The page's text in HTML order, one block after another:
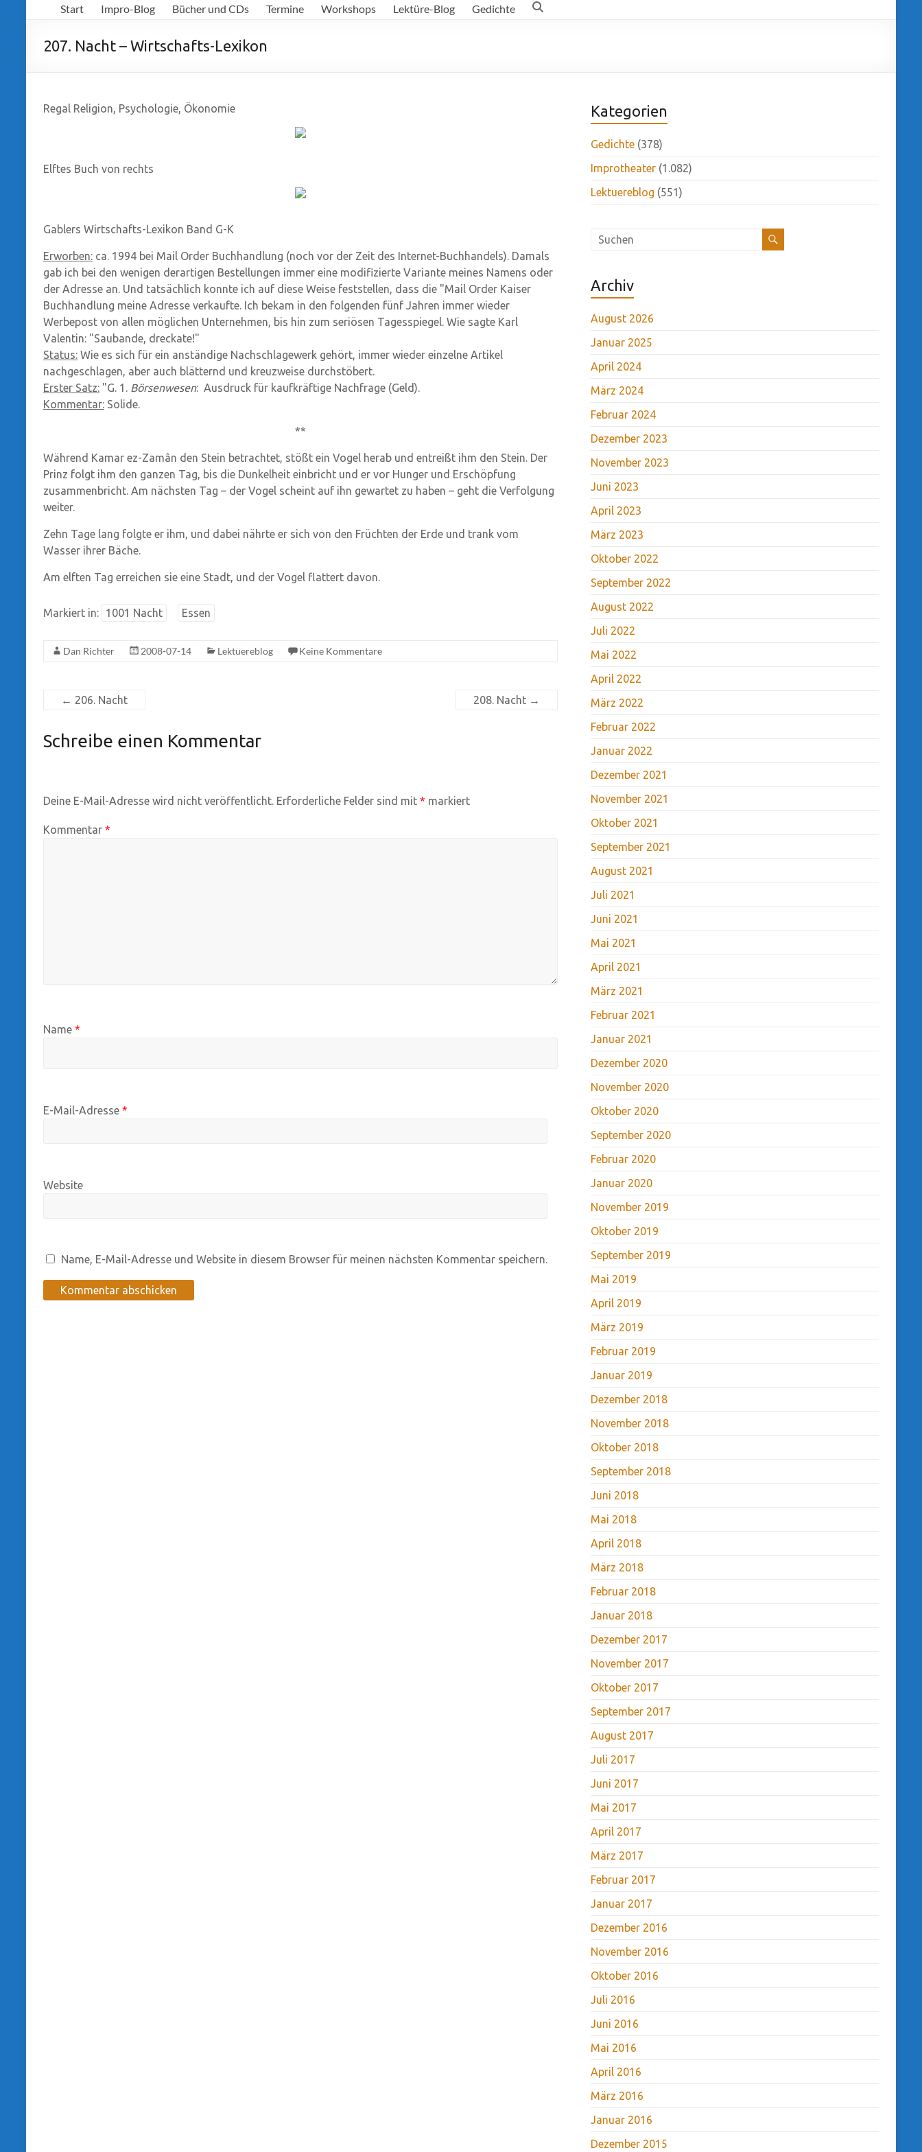
Richter
Start Impro-Blog Bücher und CDs Termine Workshops Lektüre-Blog Gedichte
207. Nacht – Wirtschafts-Lexikon
Regal Religion, Psychologie, Ökonomie
Elftes Buch von rechts
Gablers Wirtschafts-Lexikon Band G-K
Erworben: ca. 1994 bei Mail Order Buchhandlung (noch vor der Zeit des Internet-Buchhandels). Damals
gab ich bei den wenigen derartigen Bestellungen immer eine modifizierte Variante meines Namens oder
der Adresse an. Und tatsächlich konnte ich auf diese Weise feststellen, dass die "Mail Order Kaiser
Buchhandlung meine Adresse verkaufte. Ich bekam in den folgenden fünf Jahren immer wieder
Werbepost von allen möglichen Unternehmen, bis hin zum seriösen Tagesspiegel. Wie sagte Karl
Valentin: "Saubande, dreckate!"
Status: Wie es sich für ein anständige Nachschlagewerk gehört, immer wieder einzelne Artikel
nachgeschlagen, aber auch blätternd und kreuzweise durchstöbert.
Erster Satz: "G. 1. Börsenwesen: Ausdruck für kaufkräftige Nachfrage (Geld).
Kommentar: Solide.
**
Während Kamar ez-Zamân den Stein betrachtet, stößt ein Vogel herab und entreißt ihm den Stein. Der
Prinz folgt ihm den ganzen Tag, bis die Dunkelheit einbricht und er vor Hunger und Erschöpfung
zusammenbricht. Am nächsten Tag – der Vogel scheint auf ihn gewartet zu haben – geht die Verfolgung
weiter.
Zehn Tage lang folgte er ihm, und dabei nährte er sich von den Früchten der Erde und trank vom
Wasser ihrer Bäche.
Am elften Tag erreichen sie eine Stadt, und der Vogel flattert davon.
Markiert in: 1001 Nacht Essen
Dan Richter 2008-07-14 Lektuereblog Keine Kommentare
← 206. Nacht 208. Nacht →
Schreibe einen Kommentar
Deine E-Mail-Adresse wird nicht veröffentlicht. Erforderliche Felder sind mit * markiert
Kommentar *
Name *
E-Mail-Adresse *
Website
Name, E-Mail-Adresse und Website in diesem Browser für meinen nächsten Kommentar speichern.
Kategorien
Gedichte (378)
Improtheater (1.082)
Lektuereblog (551)
Archiv
August 2026
Januar 2025
April 2024
März 2024
Februar 2024
Dezember 2023
November 2023
Juni 2023
April 2023
März 2023
Oktober 2022
September 2022
August 2022
Juli 2022
Mai 2022
April 2022
März 2022
Februar 2022
Januar 2022
Dezember 2021
November 2021
Oktober 2021
September 2021
August 2021
Juli 2021
Juni 2021
Mai 2021
April 2021
März 2021
Februar 2021
Januar 2021
Dezember 2020
November 2020
Oktober 2020
September 2020
Februar 2020
Januar 2020
November 2019
Oktober 2019
September 2019
Mai 2019
April 2019
März 2019
Februar 2019
Januar 2019
Dezember 2018
November 2018
Oktober 2018
September 2018
Juni 2018
Mai 2018
April 2018
März 2018
Februar 2018
Januar 2018
Dezember 2017
November 2017
Oktober 2017
September 2017
August 2017
Juli 2017
Juni 2017
Mai 2017
April 2017
März 2017
Februar 2017
Januar 2017
Dezember 2016
November 2016
Oktober 2016
Juli 2016
Juni 2016
Mai 2016
April 2016
März 2016
Januar 2016
Dezember 2015